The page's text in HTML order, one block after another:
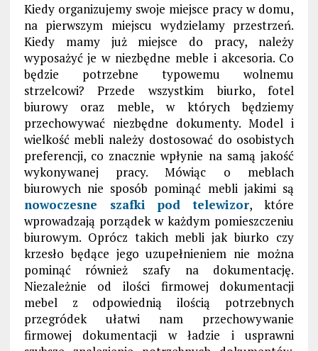
Kiedy organizujemy swoje miejsce pracy w domu,
na pierwszym miejscu wydzielamy przestrzeń.
Kiedy mamy już miejsce do pracy, należy
wyposażyć je w niezbędne meble i akcesoria. Co
będzie potrzebne typowemu wolnemu
strzelcowi? Przede wszystkim biurko, fotel
biurowy oraz meble, w których będziemy
przechowywać niezbędne dokumenty. Model i
wielkość mebli należy dostosować do osobistych
preferencji, co znacznie wpłynie na samą jakość
wykonywanej pracy. Mówiąc o meblach
biurowych nie sposób pominąć mebli jakimi są
nowoczesne szafki pod telewizor, które
wprowadzają porządek w każdym pomieszczeniu
biurowym. Oprócz takich mebli jak biurko czy
krzesło będące jego uzupełnieniem nie można
pominąć również szafy na dokumentację.
Niezależnie od ilości firmowej dokumentacji
mebel z odpowiednią ilością potrzebnych
przegródek ułatwi nam przechowywanie
firmowej dokumentacji w ładzie i usprawni